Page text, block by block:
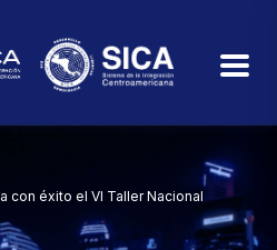
con éxito el VI Taller Nacional